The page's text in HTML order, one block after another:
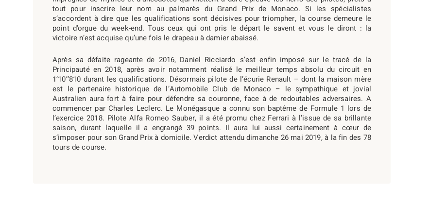
tout pour inscrire leur nom au palmarès du Grand Prix de Monaco. Si les spécialistes
s’accordent à dire que les qualifications sont décisives pour triompher, la course demeure le
point d’orgue du week-end. Tous ceux qui ont pris le départ le savent et vous le diront : la
victoire n’est acquise qu’une fois le drapeau à damier abaissé.
Après sa défaite rageante de 2016, Daniel Ricciardo s’est enfin imposé sur le tracé de la
Principauté en 2018, après avoir notamment réalisé le meilleur temps absolu du circuit en
1’10’’810 durant les qualifications. Désormais pilote de l’écurie Renault – dont la maison mère
est le partenaire historique de l’Automobile Club de Monaco – le sympathique et jovial
Australien aura fort à faire pour défendre sa couronne, face à de redoutables adversaires. A
commencer par Charles Leclerc. Le Monégasque a connu son baptême de Formule 1 lors de
l’exercice 2018. Pilote Alfa Romeo Sauber, il a été promu chez Ferrari à l’issue de sa brillante
saison, durant laquelle il a engrangé 39 points. Il aura lui aussi certainement à cœur de
s’imposer pour son Grand Prix à domicile. Verdict attendu dimanche 26 mai 2019, à la fin des 78
tours de course.